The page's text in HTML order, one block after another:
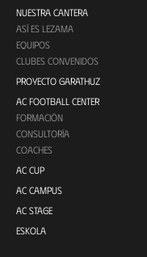
NUESTRA CANTERA
ASÍ ES LEZAMA
EQUIPOS
CLUBES CONVENIDOS
PROYECTO GARATHUZ
AC FOOTBALL CENTER
FORMACIÓN
CONSULTORÍA
COACHES
AC CUP
AC CAMPUS
AC STAGE
ESKOLA